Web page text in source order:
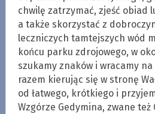
chwilę zatrzymać, zjeść obiad
a także skorzystać z
leczniczych tamtejszych wód
końcu parku zdrojowego, w
szukamy znaków i wracamy
razem kierując się w stronę
od łatwego, krótkiego i
Wzgórze Gedymina, zwane też